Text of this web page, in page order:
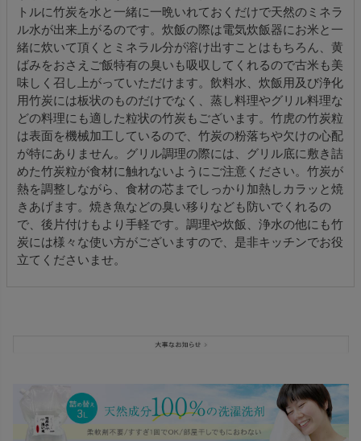
トルに竹炭を水と一緒に一晩いれておくだけで天然のミネラ
ル水が出来上がるのです。炊飯の際は電気炊飯器にお米と一
緒に炊いて頂くとミネラル分が溶け出すことはもちろん、黄
ばみをおさえご飯特有の臭いも吸収してくれるので古米も美
味しく召し上がっていただけます。飲料水、炊飯用及び浄化
用竹炭には板状のものだけでなく、蒸し料理やグリル料理な
どの料理にも適した粒状の竹炭もございます。竹虎の竹炭粒
は表面を機械加工しているので、竹炭の粉落ちや欠けの心配
が特にありません。グリル調理の際には、グリル底に敷き詰
めた竹炭粒が食材に触れないようにご注意ください。竹炭が
熱を調整しながら、食材の芯までしっかり加熱しカラッと焼
きあげます。焼き魚などの臭い移りなども防いでくれるの
で、後片付けもより手軽です。調理や炊飯、浄水の他にも竹
炭には様々な使い方がございますので、是非キッチンでお役
立てくださいませ。